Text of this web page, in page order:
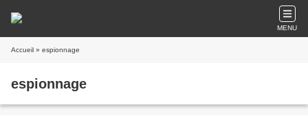
MENU
Accueil » espionnage
espionnage